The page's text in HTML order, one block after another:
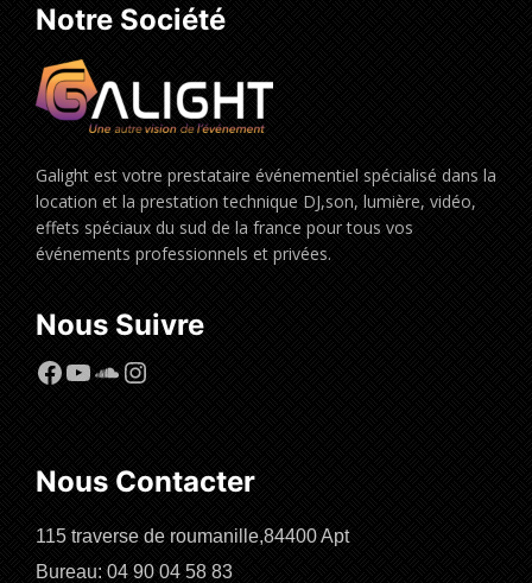
Notre Société
Galight est votre prestataire événementiel spécialisé dans la
location et la prestation technique DJ,son, lumière, vidéo,
effets spéciaux du sud de la france pour tous vos
événements professionnels et privées.
Nous Suivre
Facebook
YouTube
SoundCloud
Instagram
Nous Contacter
115 traverse de roumanille,84400 Apt
Bureau: 04 90 04 58 83